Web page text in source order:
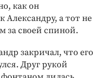
как он
Александру, а тот не
за своей спиной.
закричал, что его
Друг рукой